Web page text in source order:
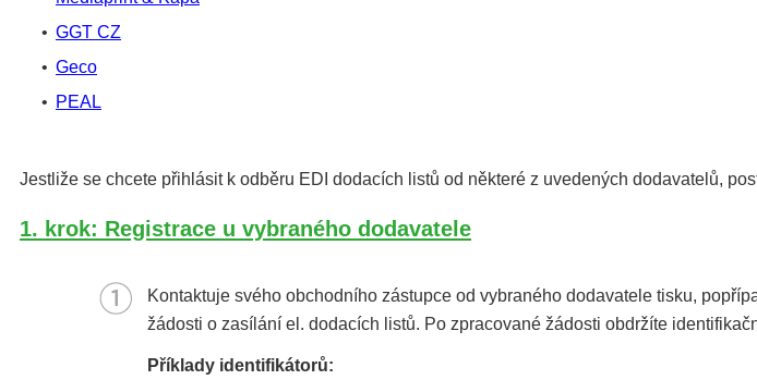
• GGT CZ
• Geco
• PEAL
Jestliže se chcete přihlásit k odběru EDI dodacích listů od některé z uvedených dodavatelů,
1. krok: Registrace u vybraného dodavatele
Kontaktuje svého obchodního zástupce od vybraného dodavatele tisku,
žádosti o zasílání el. dodacích listů. Po zpracované žádosti obdržíte
Příklady identifikátorů: